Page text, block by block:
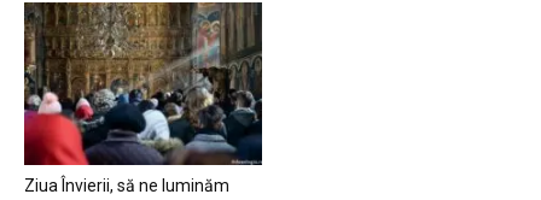
Ziua Învierii, să ne luminăm